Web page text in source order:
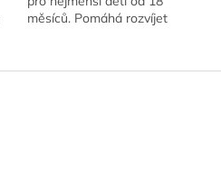
měsíců. Pomáhá rozvíjet
Děti se...